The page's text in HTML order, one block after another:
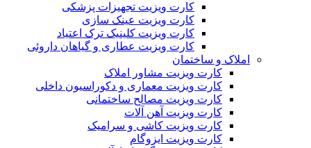
کارت ویزیت تجهیزات پزشکی
کارت ویزیت عینک سازی
کارت ویزیت کلینیک ترک اعتیاد
کارت ویزیت عطاری و گیاهان داروئی
املاک و ساختمان
کارت ویزیت مشاور املاک
کارت ویزیت معماری و دکوراسیون داخلی
کارت ویزیت مصالح ساختمانی
کارت ویزیت آهن آلات
کارت ویزیت کاشی و سرامیک
کارت ویزیت ایزوگام